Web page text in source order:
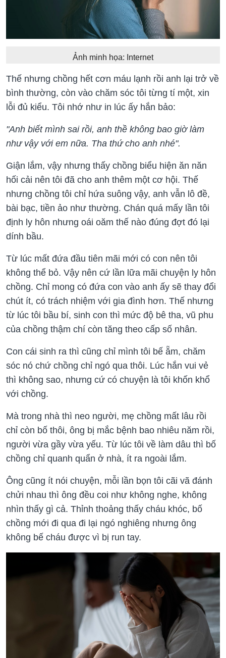
Ảnh minh họa: Internet
Thế nhưng chồng hết cơn máu lạnh rồi anh lại trở về
bình thường, còn vào chăm sóc tôi từng tí một, xin
lỗi đủ kiểu. Tôi nhớ như in lúc ấy hắn bảo:
"Anh biết mình sai rồi, anh thề không bao giờ làm
như vậy với em nữa. Tha thứ cho anh nhé".
Giận lắm, vậy nhưng thấy chồng biểu hiện ăn năn
hối cải nên tôi đã cho anh thêm một cơ hội. Thế
nhưng chồng tôi chỉ hứa suông vậy, anh vẫn lô đề,
bài bạc, tiền ảo như thường. Chán quá mấy lần tôi
định ly hôn nhưng oái oăm thế nào đúng đợt đó lại
dính bầu.
Từ lúc mất đứa đầu tiên mãi mới có con nên tôi
không thể bỏ. Vậy nên cứ lần lữa mãi chuyện ly hôn
chồng. Chỉ mong có đứa con vào anh ấy sẽ thay đổi
chút ít, có trách nhiệm với gia đình hơn. Thế nhưng
từ lúc tôi bầu bí, sinh con thì mức độ bê tha, vũ phu
của chồng thậm chí còn tăng theo cấp số nhân.
Con cái sinh ra thì cũng chỉ mình tôi bế ẵm, chăm
sóc nó chứ chồng chỉ ngó qua thôi. Lúc hắn vui vẻ
thì không sao, nhưng cứ có chuyện là tôi khốn khổ
với chồng.
Mà trong nhà thì neo người, mẹ chồng mất lâu rồi
chỉ còn bố thôi, ông bị mắc bệnh bao nhiêu năm rồi,
người vừa gầy vừa yếu. Từ lúc tôi về làm dâu thì bố
chồng chỉ quanh quẩn ở nhà, ít ra ngoài lắm.
Ông cũng ít nói chuyện, mỗi lần bọn tôi cãi vã đánh
chửi nhau thì ông đều coi như không nghe, không
nhìn thấy gì cả. Thỉnh thoảng thấy cháu khóc, bố
chồng mới đi qua đi lại ngó nghiêng nhưng ông
không bế cháu được vì bị run tay.